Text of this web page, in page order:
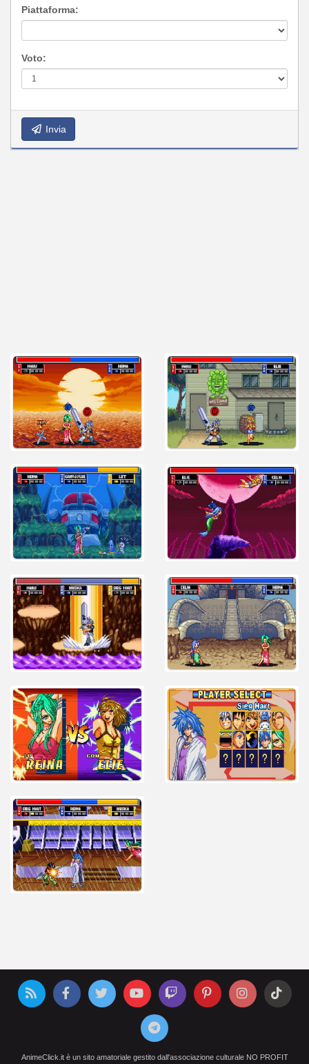
Piattaforma:
Voto:
Invia
AnimeClick.it è un sito amatoriale gestito dall'associazione culturale NO PROFIT